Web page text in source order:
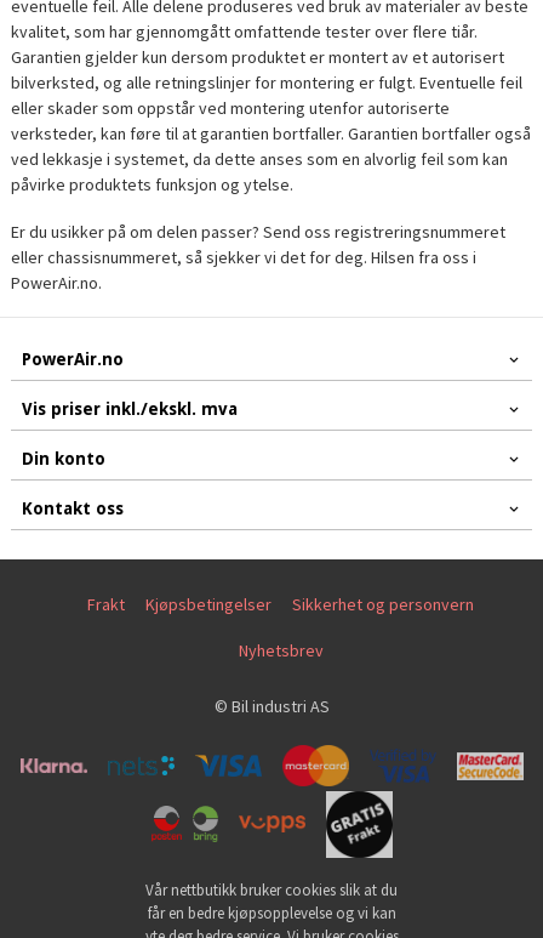
eventuelle feil. Alle delene produseres ved bruk av materialer av beste
kvalitet, som har gjennomgått omfattende tester over flere tiår.
Garantien gjelder kun dersom produktet er montert av et autorisert
bilverksted, og alle retningslinjer for montering er fulgt. Eventuelle feil
eller skader som oppstår ved montering utenfor autoriserte
verksteder, kan føre til at garantien bortfaller. Garantien bortfaller også
ved lekkasje i systemet, da dette anses som en alvorlig feil som kan
påvirke produktets funksjon og ytelse.
Er du usikker på om delen passer? Send oss registreringsnummeret
eller chassisnummeret, så sjekker vi det for deg. Hilsen fra oss i
PowerAir.no.
PowerAir.no
Vis priser inkl./ekskl. mva
Din konto
Kontakt oss
Frakt Kjøpsbetingelser Sikkerhet og personvern
Nyhetsbrev
© Bil industri AS
Vår nettbutikk bruker cookies slik at du
får en bedre kjøpsopplevelse og vi kan